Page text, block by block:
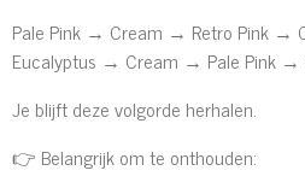
Pale Pink → Cream → Retro Pink
Eucalyptus → Cream → Pale Pink →
Je blijft deze volgorde herhalen.
👉 Belangrijk om te onthouden: